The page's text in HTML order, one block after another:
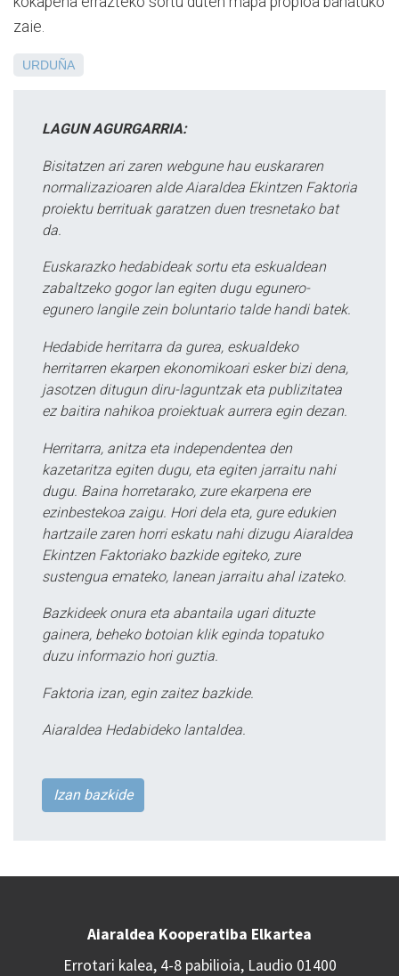
zaie.
URDUÑA
LAGUN AGURGARRIA:
Bisitatzen ari zaren webgune hau euskararen
normalizazioaren alde Aiaraldea Ekintzen Faktoria
proiektu berrituak garatzen duen tresnetako bat
da.
Euskarazko hedabideak sortu eta eskualdean
zabaltzeko gogor lan egiten dugu egunero-
egunero langile zein boluntario talde handi batek.
Hedabide herritarra da gurea, eskualdeko
herritarren ekarpen ekonomikoari esker bizi dena,
jasotzen ditugun diru-laguntzak eta publizitatea
ez baitira nahikoa proiektuak aurrera egin dezan.
Herritarra, anitza eta independentea den
kazetaritza egiten dugu, eta egiten jarraitu nahi
dugu. Baina horretarako, zure ekarpena ere
ezinbestekoa zaigu. Hori dela eta, gure edukien
hartzaile zaren horri eskatu nahi dizugu Aiaraldea
Ekintzen Faktoriako bazkide egiteko, zure
sustengua emateko, lanean jarraitu ahal izateko.
Bazkideek onura eta abantaila ugari dituzte
gainera, beheko botoian klik eginda topatuko
duzu informazio hori guztia.
Faktoria izan, egin zaitez bazkide.
Aiaraldea Hedabideko lantaldea.
Izan bazkide
Aiaraldea Kooperatiba Elkartea
Errotari kalea, 4-8 pabilioia, Laudio 01400